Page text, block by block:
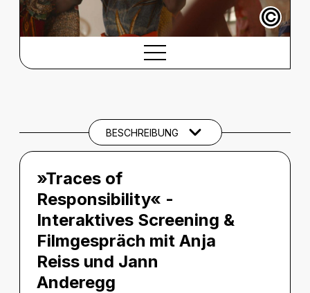
©
BESCHREIBUNG
»Traces of
Responsibility« -
Interaktives Screening &
Filmgespräch mit Anja
Reiss und Jann
Anderegg